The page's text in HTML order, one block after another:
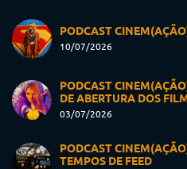
PODCAST
10/07/2026
PODCAST
DE ABERTURA DOS
03/07/2026
PODCAST
TEMPOS DE FEED